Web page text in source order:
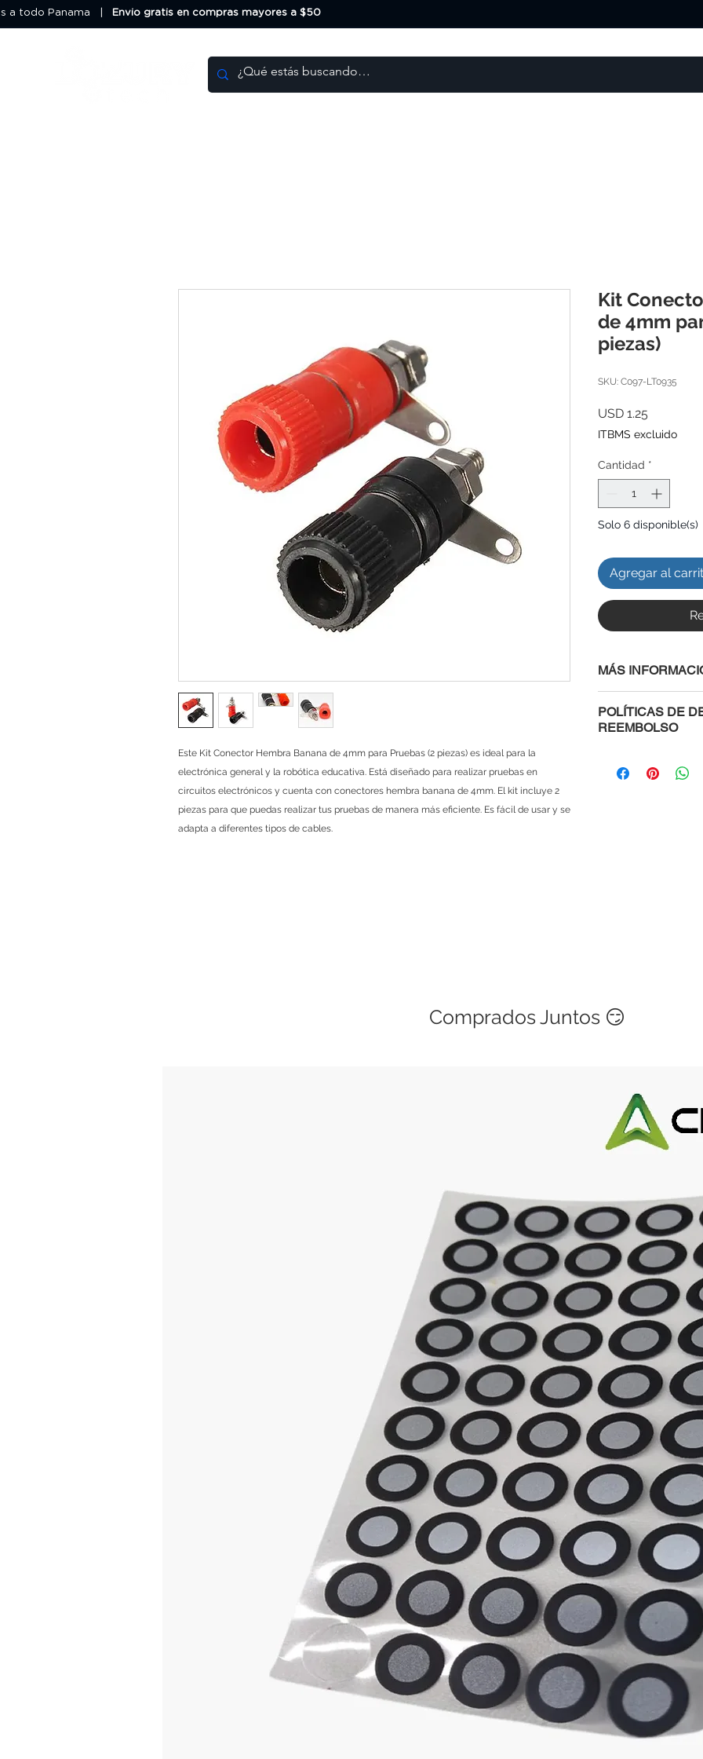
a todo Panama | Envio gratis en compras mayores a $50
Este Kit Conector Hembra Banana de 4mm para Pruebas (2 piezas) es ideal para la
electrónica general y la robótica educativa. Está diseñado para realizar pruebas en
circuitos electrónicos y cuenta con conectores hembra banana de 4mm. El kit incluye 2
piezas para que puedas realizar tus pruebas de manera más eficiente. Es fácil de usar y se
adapta a diferentes tipos de cables.
Kit
de 4mm
piezas)
SKU: C097-LT0935
USD 1.25
ITBMS excluido
Cantidad *
Solo 6 disponible(s)
Agregar al
MÁS
Material: Plástico y
Color：Negro y rojo
POLÍTICAS DE
REEMBOLSO
en el siguiente
Comprados Juntos 😏